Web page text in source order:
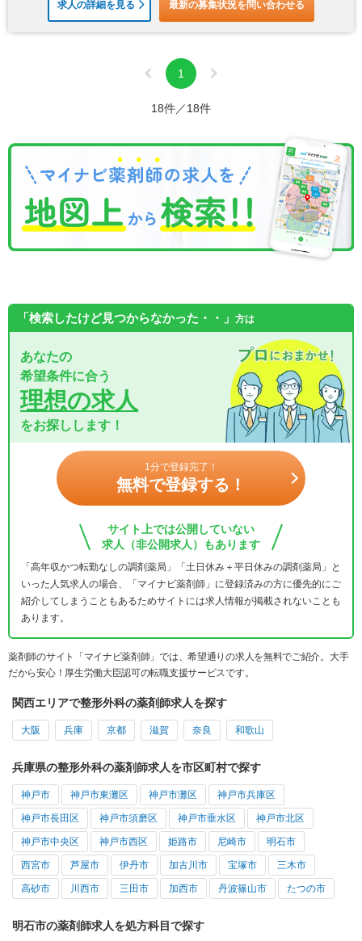
求人の詳細を見る 最新の募集状況を問い合わせる
1
18件／18件
「検索したけど見つからなかった・・」 方は
あなたの
希望条件に合う
理想の求人
をお探しします！
1分で登録完了！
無料で登録する！
サイト上では公開していない
求人（非公開求人）もあります
「高年収かつ転勤なしの調剤薬局」「土日休み＋平日休みの調剤薬局」と
いった人気求人の場合、「マイナビ薬剤師」に登録済みの方に優先的にご
紹介してしまうこともあるためサイトには求人情報が掲載されないことも
あります。
薬剤師のサイト「マイナビ薬剤師」では、希望通りの求人を無料でご紹介。大手
だから安心！厚生労働大臣認可の転職支援サービスです。
関西エリアで整形外科の薬剤師求人を探す
大阪 兵庫 京都 滋賀 奈良 和歌山
兵庫県の整形外科の薬剤師求人を市区町村で探す
神戸市 神戸市東灘区 神戸市灘区 神戸市兵庫区
神戸市長田区 神戸市須磨区 神戸市垂水区 神戸市北区
神戸市中央区 神戸市西区 姫路市 尼崎市 明石市
西宮市 芦屋市 伊丹市 加古川市 宝塚市 三木市
高砂市 川西市 三田市 加西市 丹波篠山市 たつの市
明石市の薬剤師求人を処方科目で探す